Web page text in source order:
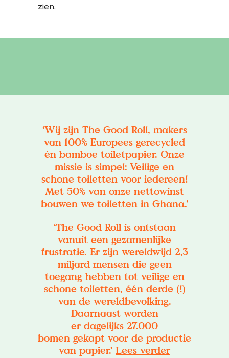
zien.
‘Wij zijn The Good Roll, makers
van 100% Europees gerecycled
én bamboe toiletpapier. Onze
missie is simpel: Veilige en
schone toiletten voor iedereen!
Met 50% van onze nettowinst
bouwen we toiletten in Ghana.’
‘The Good Roll is ontstaan
vanuit een gezamenlijke
frustratie. Er zijn wereldwijd 2,3
miljard mensen die geen
toegang hebben tot veilige en
schone toiletten, één derde (!)
van de wereldbevolking.
Daarnaast worden
er dagelijks 27.000
bomen gekapt voor de productie
van papier.’ Lees verder